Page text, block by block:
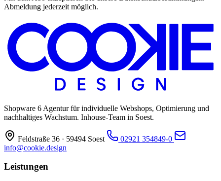
Abmeldung jederzeit möglich.
Shopware 6 Agentur für individuelle Webshops, Optimierung und
nachhaltiges Wachstum. Inhouse-Team in Soest.
Feldstraße 36 · 59494 Soest
02921 354849-0
info@cookie.design
Leistungen